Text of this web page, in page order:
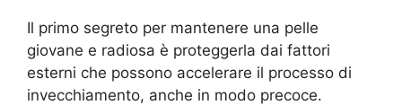
Il primo segreto per mantenere una pelle
giovane e radiosa è proteggerla dai fattori
esterni che possono accelerare il processo di
invecchiamento, anche in modo precoce.